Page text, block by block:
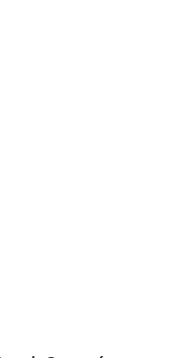
aumenta o